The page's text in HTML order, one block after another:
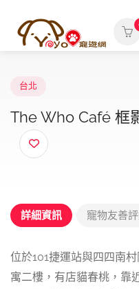
台北
The Who Café 框
詳細資訊 寵物友善
位於101捷運站與四四南
寓二樓，有店貓春桃，靠